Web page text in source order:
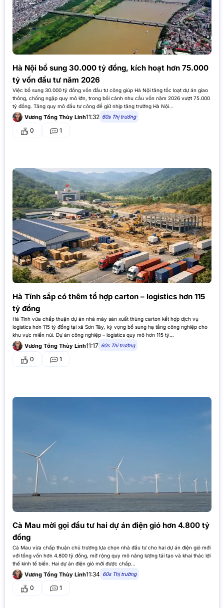
Hà Nội bổ sung 30.000 tỷ đồng, kích hoạt hơn 75.000
tỷ vốn đầu tư năm 2026
Việc bổ sung 30.000 tỷ đồng vốn đầu tư công giúp Hà Nội tăng tốc loạt dự án giao
thông, chống ngập quy mô lớn, trong bối cảnh nhu cầu vốn năm 2026 vượt 75.000
tỷ đồng. Tăng quy mô đầu tư công để giữ nhịp tăng trưởng Hà Nội…
Vương Tống Thùy Linh11:32 60s Thị trường
0 1
Hà Tĩnh sắp có thêm tổ hợp carton – logistics hơn 115
tỷ đồng
Hà Tĩnh vừa chấp thuận dự án nhà máy sản xuất thùng carton kết hợp dịch vụ
logistics hơn 115 tỷ đồng tại xã Sơn Tây, kỳ vọng bổ sung hạ tầng công nghiệp cho
khu vực miền núi. Dự án công nghiệp – logistics quy mô hơn 115 tỷ…
Vương Tống Thùy Linh11:17 60s Thị trường
0 1
Cà Mau mời gọi đầu tư hai dự án điện gió hơn 4.800 tỷ
đồng
Cà Mau vừa chấp thuận chủ trương lựa chọn nhà đầu tư cho hai dự án điện gió mới
với tổng vốn hơn 4.800 tỷ đồng, mở rộng quy mô năng lượng tái tạo và khai thác lợi
thế kinh tế biển. Hai dự án điện gió mới được chấp…
Vương Tống Thùy Linh11:34 60s Thị trường
0 1